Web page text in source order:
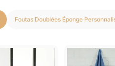
Foutas Doublées Éponge